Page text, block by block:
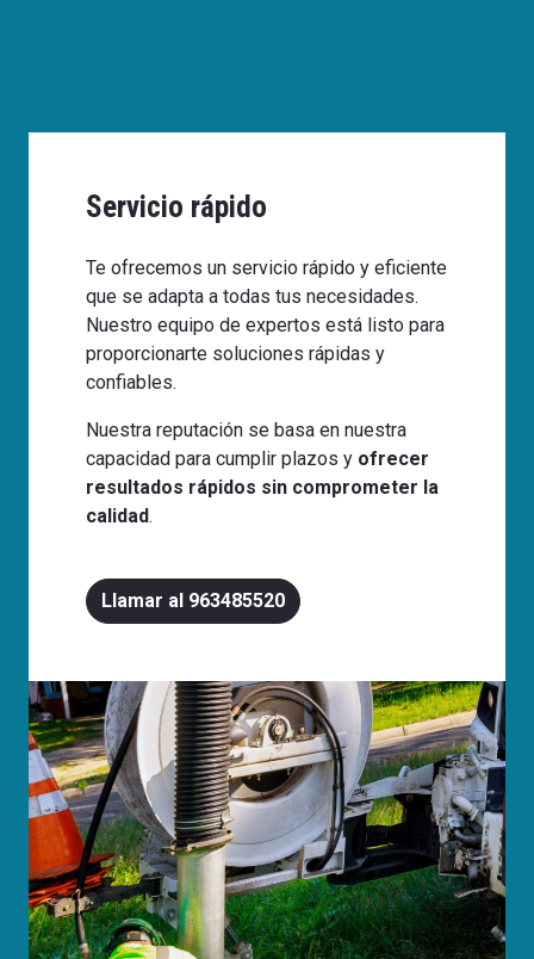
Servicio rápido
Te ofrecemos un servicio rápido y eficiente
que se adapta a todas tus necesidades.
Nuestro equipo de expertos está listo para
proporcionarte soluciones rápidas y
confiables.
Nuestra reputación se basa en nuestra
capacidad para cumplir plazos y ofrecer
resultados rápidos sin comprometer la
calidad.
Llamar al 963485520